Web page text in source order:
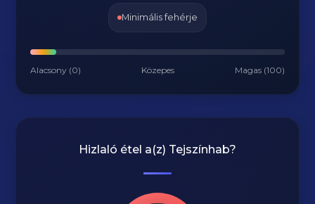
Minimális fehérje
Alacsony (0) Közepes Magas (100)
Hizlaló étel a(z) Tejszínhab?